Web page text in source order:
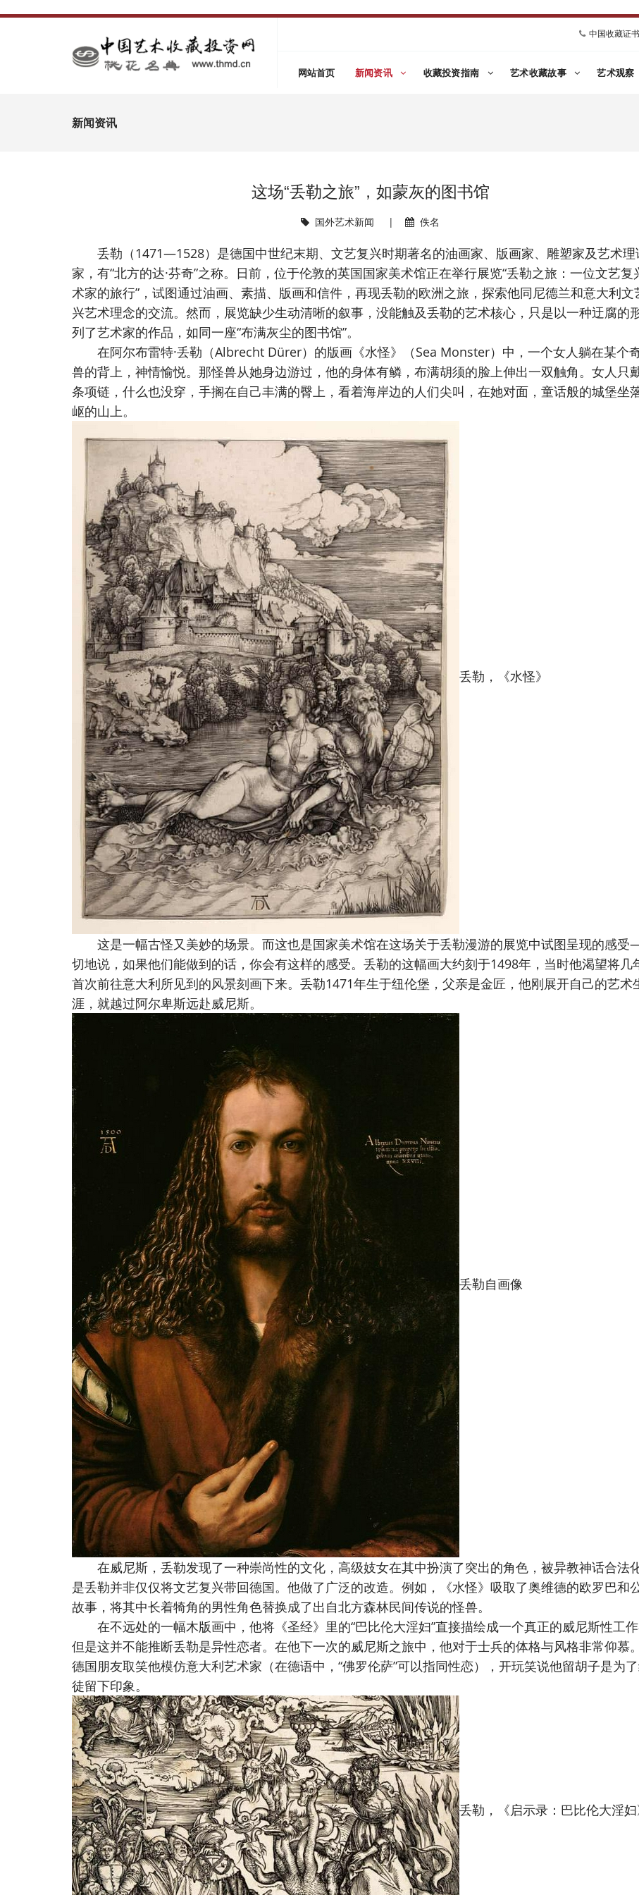
中国收藏证
网站首页 新闻资讯 收藏投资指南 艺术收藏故事 艺术观察
新闻资讯
这场“丢勒之旅”，如蒙灰的图书馆
国外艺术新闻 | 佚名
丢勒（1471—1528）是德国中世纪末期、文艺复兴时期著名的油画家、版画家、雕塑家及艺术理
家，有“北方的达·芬奇”之称。日前，位于伦敦的英国国家美术馆正在举行展览“丢勒之旅：一位文艺复
术家的旅行”，试图通过油画、素描、版画和信件，再现丢勒的欧洲之旅，探索他同尼德兰和意大利文
兴艺术理念的交流。然而，展览缺少生动清晰的叙事，没能触及丢勒的艺术核心，只是以一种迂腐的
列了艺术家的作品，如同一座“布满灰尘的图书馆”。
在阿尔布雷特·丢勒（Albrecht Dürer）的版画《水怪》（Sea Monster）中，一个女人躺在某个
兽的背上，神情愉悦。那怪兽从她身边游过，他的身体有鳞，布满胡须的脸上伸出一双触角。女人只
条项链，什么也没穿，手搁在自己丰满的臀上，看着海岸边的人们尖叫，在她对面，童话般的城堡坐
岖的山上。
丢勒，《水怪》
这是一幅古怪又美妙的场景。而这也是国家美术馆在这场关于丢勒漫游的展览中试图呈现的感
切地说，如果他们能做到的话，你会有这样的感受。丢勒的这幅画大约刻于1498年，当时他渴望将几
首次前往意大利所见到的风景刻画下来。丢勒1471年生于纽伦堡，父亲是金匠，他刚展开自己的艺术
涯，就越过阿尔卑斯远赴威尼斯。
丢勒自画像
在威尼斯，丢勒发现了一种崇尚性的文化，高级妓女在其中扮演了突出的角色，被异教神话合法
是丢勒并非仅仅将文艺复兴带回德国。他做了广泛的改造。例如，《水怪》吸取了奥维德的欧罗巴和
故事，将其中长着犄角的男性角色替换成了出自北方森林民间传说的怪兽。
在不远处的一幅木版画中，他将《圣经》里的“巴比伦大淫妇”直接描绘成一个真正的威尼斯性工作
但是这并不能推断丢勒是异性恋者。在他下一次的威尼斯之旅中，他对于士兵的体格与风格非常仰慕
德国朋友取笑他模仿意大利艺术家（在德语中，“佛罗伦萨”可以指同性恋），开玩笑说他留胡子是为
徒留下印象。
丢勒，《启示录：巴比伦大淫妇